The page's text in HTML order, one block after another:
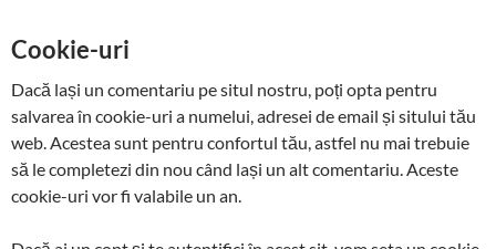
Cookie-uri
Dacă lași un comentariu pe situl nostru, poți opta pentru
salvarea în cookie-uri a numelui, adresei de email și sitului tău
web. Acestea sunt pentru confortul tău, astfel nu mai trebuie
să le completezi din nou când lași un alt comentariu. Aceste
cookie-uri vor fi valabile un an.